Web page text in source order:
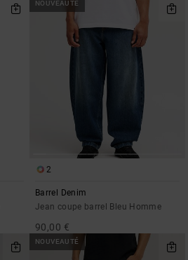
NOUVEAUTÉ
2
Barrel Denim
Jean coupe barrel Bleu Homme
90,00 €
NOUVEAUTÉ